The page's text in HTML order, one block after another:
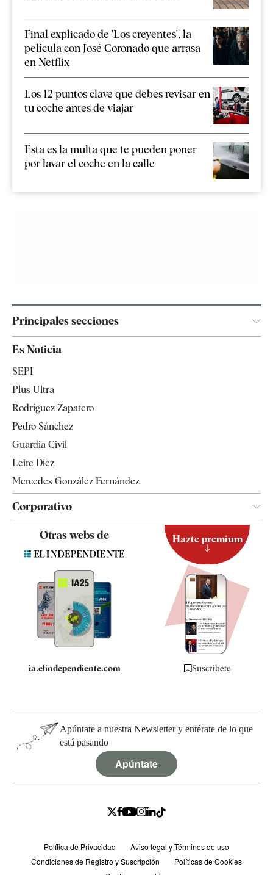
Final explicado de 'Los creyentes', la
película con José Coronado que arrasa
en Netflix
Los 12 puntos clave que debes revisar en
tu coche antes de viajar
Esta es la multa que te pueden poner
por lavar el coche en la calle
Principales secciones
España
Televisión
Es Noticia
SEPI
Plus Ultra
Rodríguez Zapatero
Pedro Sánchez
Guardia Civil
Leire Díez
Mercedes González Fernández
Corporativo
Contacto
Quiénes somos
Especificaciones
Otras webs de
ia.elindependiente.com
Hazte premium
Suscríbete
Apúntate a nuestra Newsletter y entérate de lo que
está pasando
Apúntate
Política de Privacidad
Aviso legal y Términos de uso
Condiciones de Registro y Suscripción
Políticas de Cookies